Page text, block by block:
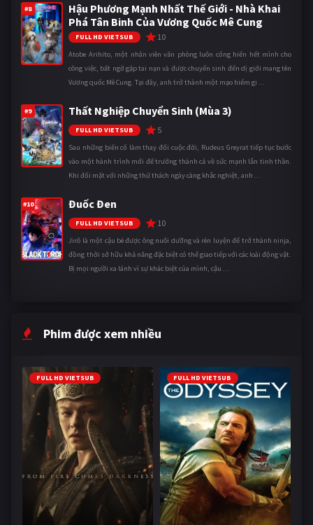
#8
Hậu Phương Mạnh Nhất Thế Giới - Nhà Khai
Phá Tân Binh Của Vương Quốc Mê Cung
FULL HD VIETSUB 10
Atobe Arihito, một nhân viên văn phòng luôn cống hiến hết mình cho
công việc, bất ngờ gặp tai nạn và được chuyển sinh đến dị giới mang tên
Vương quốc Mê Cung. Tại đây, anh trở thành một mạo hiểm gi ...
#9 Thất Nghiệp Chuyển Sinh (Mùa 3)
FULL HD VIETSUB 5
Sau những biến cố làm thay đổi cuộc đời, Rudeus Greyrat tiếp tục bước
vào một hành trình mới để trưởng thành cả về sức mạnh lẫn tinh thần.
Khi đối mặt với những thử thách ngày càng khắc nghiệt, anh ...
#10 Đuốc Đen
FULL HD VIETSUB 10
Jirô là một cậu bé được ông nuôi dưỡng và rèn luyện để trở thành ninja,
đồng thời sở hữu khả năng đặc biệt có thể giao tiếp với các loài động vật.
Bị mọi người xa lánh vì sự khác biệt của mình, cậu ...
Phim được xem nhiều
FULL HD VIETSUB FULL HD VIETSUB